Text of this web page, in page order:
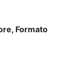
Formato